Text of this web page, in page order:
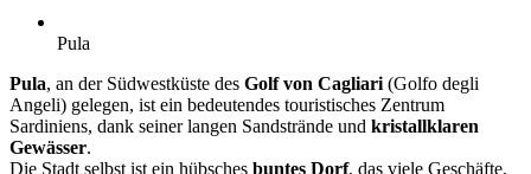
Pula
Pula, an der Südwestküste des Golf von Cagliari (Golfo degli
Angeli) gelegen, ist ein bedeutendes touristisches Zentrum
Sardiniens, dank seiner langen Sandstrände und kristallklaren
Gewässer.
Die Stadt selbst ist ein hübsches buntes Dorf, das viele Geschäfte,